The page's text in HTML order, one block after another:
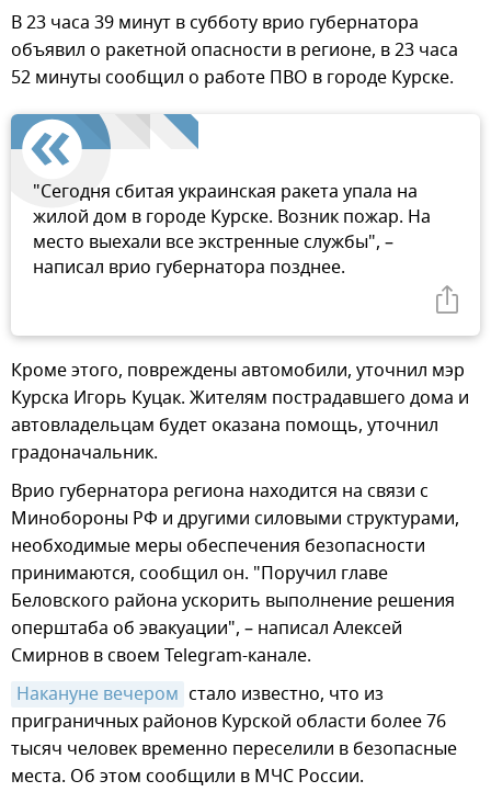
В 23 часа 39 минут в субботу врио губернатора
объявил о ракетной опасности в регионе, в 23 часа
52 минуты сообщил о работе ПВО в городе Курске.
"Сегодня сбитая украинская ракета упала на
жилой дом в городе Курске. Возник пожар. На
место выехали все экстренные службы", –
написал врио губернатора позднее.
Кроме этого, повреждены автомобили, уточнил мэр
Курска Игорь Куцак. Жителям пострадавшего дома и
автовладельцам будет оказана помощь, уточнил
градоначальник.
Врио губернатора региона находится на связи с
Минобороны РФ и другими силовыми структурами,
необходимые меры обеспечения безопасности
принимаются, сообщил он. "Поручил главе
Беловского района ускорить выполнение решения
оперштаба об эвакуации", – написал Алексей
Смирнов в своем Telegram-канале.
Накануне вечером стало известно, что из
приграничных районов Курской области более 76
тысяч человек временно переселили в безопасные
места. Об этом сообщили в МЧС России.